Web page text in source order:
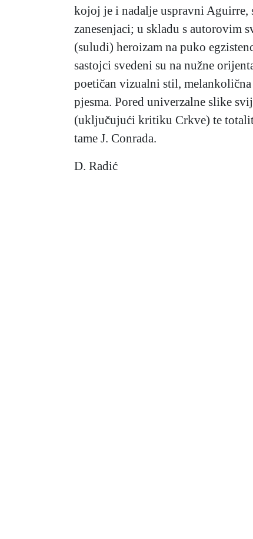
kojoj je i nadalje uspravni Aguirre,
zanesenjaci; u skladu s autorovim
(suludi) heroizam na puko
sastojci svedeni su na nužne
poetičan vizualni stil,
pjesma. Pored univerzalne slike
(uključujući kritiku Crkve) te
tame J. Conrada.
D. Radić